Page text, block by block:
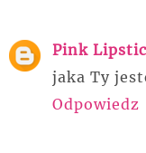
Pink
jaka Ty
Odpowiedz